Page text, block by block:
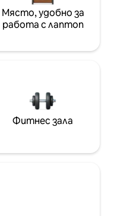
Място, удобно за
работа с лаптоп
Фитнес зала